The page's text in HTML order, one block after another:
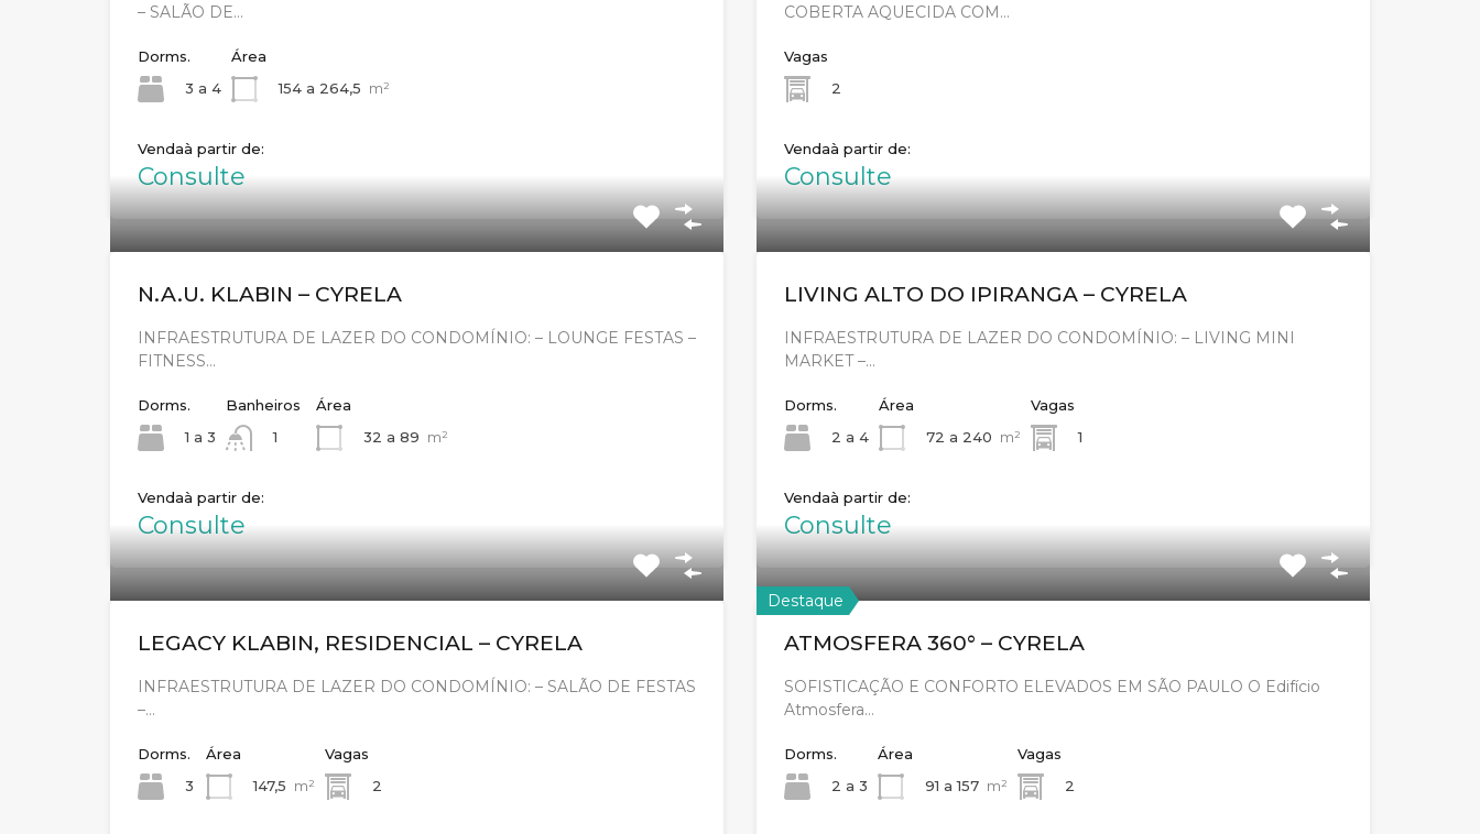
– SALÃO DE…
Dorms.
3 a 4
Área
154 a 264,5 m²
Venda
Consulte
COBERTA AQUECIDA COM…
Vagas
2
Venda
Consulte
N.A.U. KLABIN – CYRELA
INFRAESTRUTURA DE LAZER DO CONDOMÍNIO: – LOUNGE FESTAS –
FITNESS…
Dorms.
1 a 3
Banheiros
1
Área
32 a 89 m²
Venda
Consulte
LIVING ALTO DO IPIRANGA – CYRELA
INFRAESTRUTURA DE LAZER DO CONDOMÍNIO: – LIVING MINI
MARKET –…
Dorms.
2 a 4
Área
72 a 240 m²
Vagas
1
Venda
Consulte
LEGACY KLABIN, RESIDENCIAL – CYRELA
INFRAESTRUTURA DE LAZER DO CONDOMÍNIO: – SALÃO DE FESTAS
–…
Dorms.
3
Área
147,5 m²
Vagas
2
Destaque
ATMOSFERA 360° – CYRELA
SOFISTICAÇÃO E CONFORTO ELEVADOS EM SÃO PAULO O Edifício
Atmosfera…
Dorms.
2 a 3
Área
91 a 157 m²
Vagas
2